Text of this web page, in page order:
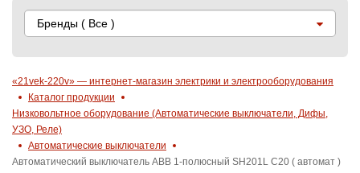
Бренды ( Все )
«21vek-220v» — интернет-магазин электрики и электрооборудования
Каталог продукции
Низковольтное оборудование (Автоматические выключатели, Дифы,
УЗО, Реле)
Автоматические выключатели
Автоматический выключатель ABB 1-полюсный SH201L C20 ( автомат )